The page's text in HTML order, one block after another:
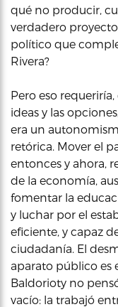
qué no producir,
verdadero
político que
Rivera?
Pero eso
ideas y las
era un
retórica. Mover el
entonces y ahora,
de la economía,
fomentar la
y luchar por el
eficiente, y capaz
ciudadanía. El
aparato público es
Baldorioty no
vacío: la trabajó